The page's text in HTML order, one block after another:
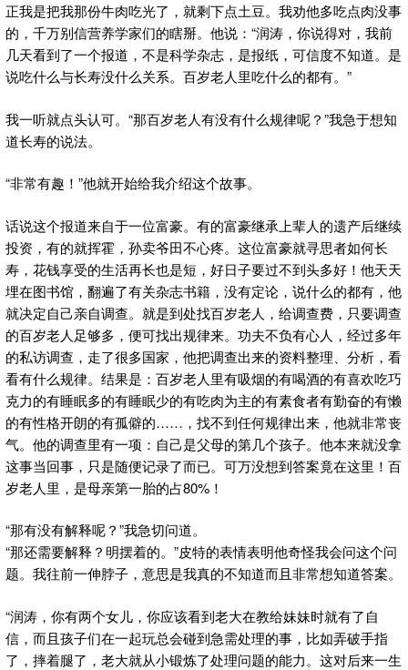
正我是把我那份牛肉吃光了，就剩下点土豆。我劝他多吃点肉没事
的，千万别信营养学家们的瞎掰。他说：“润涛，你说得对，我前
几天看到了一个报道，不是科学杂志，是报纸，可信度不知道。是
说吃什么与长寿没什么关系。百岁老人里吃什么的都有。”
我一听就点头认可。“那百岁老人有没有什么规律呢？”我急于想知
道长寿的说法。
“非常有趣！”他就开始给我介绍这个故事。
话说这个报道来自于一位富豪。有的富豪继承上辈人的遗产后继续
投资，有的就挥霍，孙卖爷田不心疼。这位富豪就寻思者如何长
寿，花钱享受的生活再长也是短，好日子要过不到头多好！他天天
埋在图书馆，翻遍了有关杂志书籍，没有定论，说什么的都有，他
就决定自己亲自调查。就是到处找百岁老人，给调查费，只要调查
的百岁老人足够多，便可找出规律来。功夫不负有心人，经过多年
的私访调查，走了很多国家，他把调查出来的资料整理、分析，看
看有什么规律。结果是：百岁老人里有吸烟的有喝酒的有喜欢吃巧
克力的有睡眠多的有睡眠少的有吃肉为主的有素食者有勤奋的有懒
的有性格开朗的有孤僻的……，找不到任何规律出来，他就非常丧
气。他的调查里有一项：自己是父母的第几个孩子。他本来就没拿
这事当回事，只是随便记录了而已。可万没想到答案竟在这里！百
岁老人里，是母亲第一胎的占80%！
“那有没有解释呢？”我急切问道。
“那还需要解释？明摆着的。”皮特的表情表明他奇怪我会问这个问
题。我往前一伸脖子，意思是我真的不知道而且非常想知道答案。
“润涛，你有两个女儿，你应该看到老大在教给妹妹时就有了自
信，而且孩子们在一起玩总会碰到急需处理的事，比如弄破手指
了，摔着腿了，老大就从小锻炼了处理问题的能力。这对后来一生